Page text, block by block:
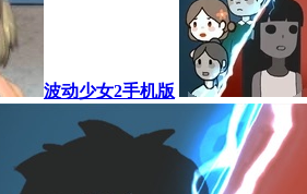
波动少女2手机版